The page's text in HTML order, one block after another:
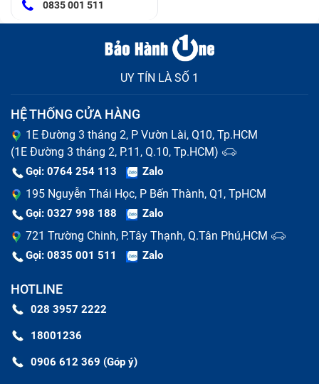
0835 001 511
UY TÍN LÀ SỐ 1
HỆ THỐNG CỬA HÀNG
1E Đường 3 tháng 2, P Vườn Lài, Q10, Tp.HCM
(1E Đường 3 tháng 2, P.11, Q.10, Tp.HCM)
Gọi: 0764 254 113 Zalo
195 Nguyễn Thái Học, P Bến Thành, Q1, TpHCM
Gọi: 0327 998 188 Zalo
721 Trường Chinh, P.Tây Thạnh, Q.Tân Phú,HCM
Gọi: 0835 001 511 Zalo
HOTLINE
028 3957 2222
18001236
0906 612 369 (Góp ý)